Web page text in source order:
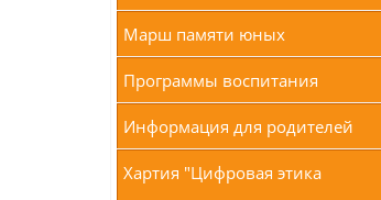
Марш памяти юных
Программы воспитания
Информация для родителей
Хартия "Цифровая этика